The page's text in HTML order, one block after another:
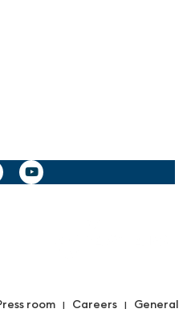
room| Careers| General